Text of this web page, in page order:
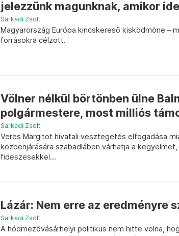
jelezzünk magunknak, amikor
Sarkadi Zsolt
Magyarország Európa kincskereső kisködmöne –
forrásokra célzott.
Völner nélkül börtönben ülne
polgármestere, most milliós
Sarkadi Zsolt
Veres Margitot hivatali vesztegetés elfogadása
közbenjárására szabadlábon várhatja a
fideszesekkel...
Lázár: Nem erre az eredményre
Sarkadi Zsolt
A hódmezővásárhelyi politikus nem hitte volna,